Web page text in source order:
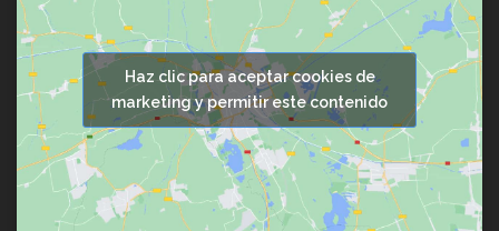
Haz clic para aceptar cookies de
marketing y permitir este contenido